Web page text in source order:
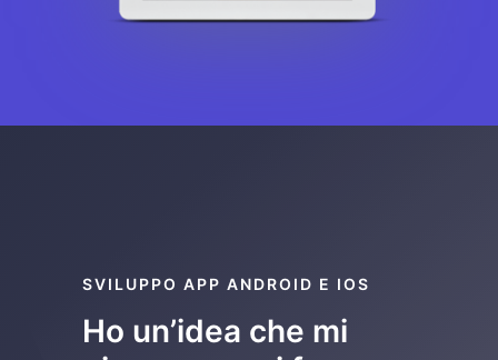
SVILUPPO APP ANDROID E IOS
Ho un’idea che mi